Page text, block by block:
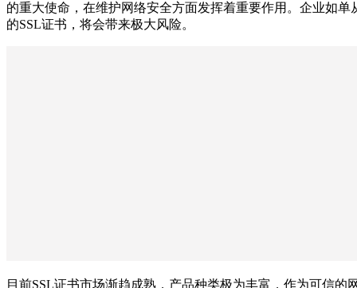
的重大使命，在维护网络安全方面发挥着重要作用。企业如单
的SSL证书，将会带来极大风险。
目前SSL证书市场渐趋成熟，产品种类极为丰富，作为可信的